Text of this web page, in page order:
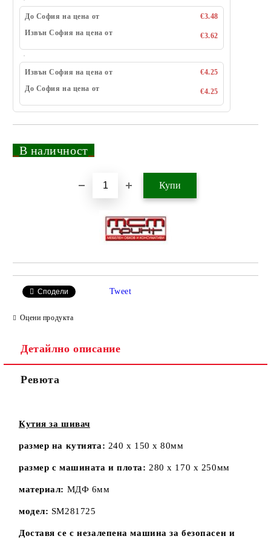
До София на цена от
€3.48
Извън София на цена от
€3.62
Извън София на цена от
€4.25
До София на цена от
€4.25
В наличност
Сподели Tweet
Оцени продукта
Детайлно описание
Ревюта
Кутия за шивач
размер на кутията: 240 х 150 х 80мм
размер с машината и плота: 280 х 170 х 250мм
материал: МДФ 6мм
модел: SM281725
Доставя се с незалепена машина за безопасен и